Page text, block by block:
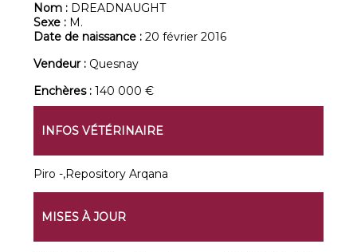
Nom : DREADNAUGHT
Sexe : M.
Date de naissance :20 février 2016
Vendeur : Quesnay
Enchères :140 000 €
INFOS VÉTÉRINAIRE
Piro -,Repository Arqana
MISES À JOUR